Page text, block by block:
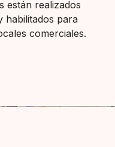
están realizados
habilitados para
comerciales.